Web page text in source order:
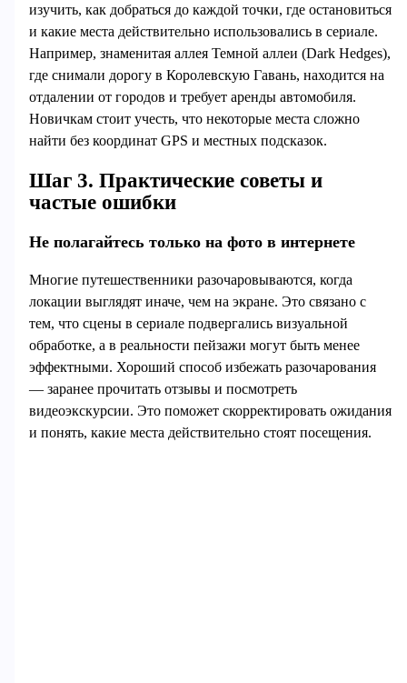
изучить, как добраться до каждой точки, где остановиться
и какие места действительно использовались в сериале.
Например, знаменитая аллея Темной аллеи (Dark Hedges),
где снимали дорогу в Королевскую Гавань, находится на
отдалении от городов и требует аренды автомобиля.
Новичкам стоит учесть, что некоторые места сложно
найти без координат GPS и местных подсказок.
Шаг 3. Практические советы и
частые ошибки
Не полагайтесь только на фото в интернете
Многие путешественники разочаровываются, когда
локации выглядят иначе, чем на экране. Это связано с
тем, что сцены в сериале подвергались визуальной
обработке, а в реальности пейзажи могут быть менее
эффектными. Хороший способ избежать разочарования
— заранее прочитать отзывы и посмотреть
видеоэкскурсии. Это поможет скорректировать ожидания
и понять, какие места действительно стоят посещения.